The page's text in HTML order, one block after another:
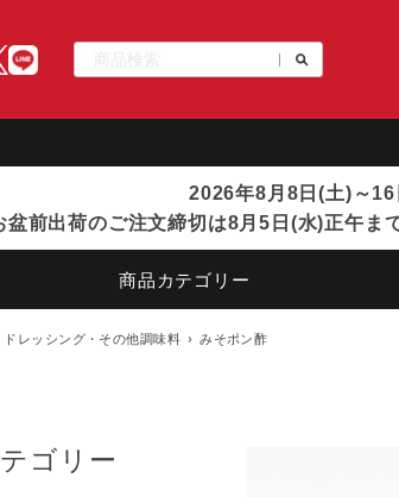
2026年8月8日(土)～16
盆前出荷のご注文締切は8月5日(水)正午ま
商品カテゴリー
ドレッシング・その他調味料 みそポン酢
ゴリー